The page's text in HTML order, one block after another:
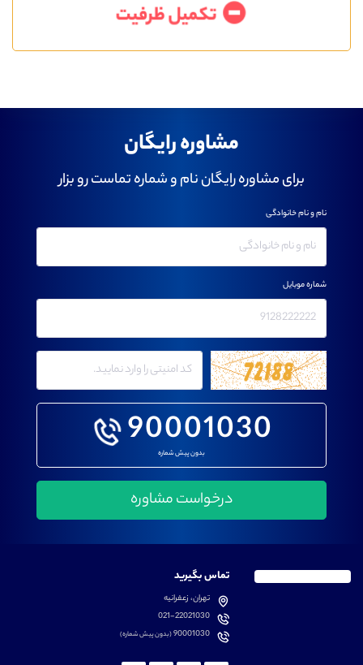
تکمیل ظرفیت
مشاوره رایگان
برای مشاوره رایگان نام و شماره تماست رو بزار
90001030
بدون پیش شماره
نام و نام خانوادگی
شماره موبایل
تماس بگیرید
تهران، زعفرانیه
021-22021030
90001030(بدون پیش شماره)